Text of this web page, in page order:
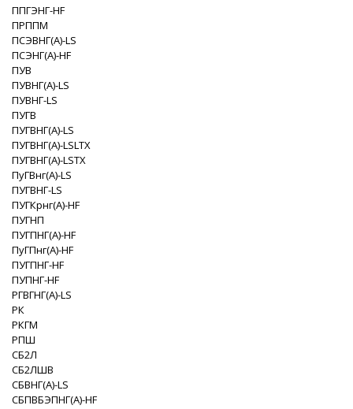
ППГЭНГ-HF
ПРППМ
ПСЭВНГ(A)-LS
ПСЭНГ(A)-HF
ПУВ
ПУВНГ(A)-LS
ПУВНГ-LS
ПУГВ
ПУГВНГ(A)-LS
ПУГВНГ(A)-LSLTX
ПУГВНГ(A)-LSTX
ПуГВнг(А)-LS
ПУГВНГ-LS
ПУГКрнг(A)-HF
ПУГНП
ПУГПНГ(A)-HF
ПуГПнг(А)-HF
ПУГПНГ-HF
ПУПНГ-HF
РГВГНГ(A)-LS
РК
РКГМ
РПШ
СБ2Л
СБ2ЛШВ
СБВНГ(A)-LS
СБПВБЭПНГ(A)-HF